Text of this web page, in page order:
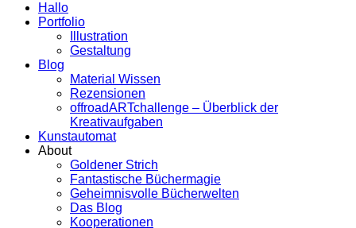
Hallo
Portfolio
Illustration
Gestaltung
Blog
Material Wissen
Rezensionen
offroadARTchallenge – Überblick der
Kreativaufgaben
Kunstautomat
About
Goldener Strich
Fantastische Büchermagie
Geheimnisvolle Bücherwelten
Das Blog
Kooperationen